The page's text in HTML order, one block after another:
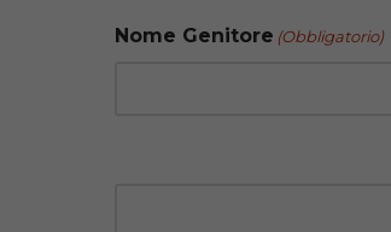
Nome Genitore (Obbligatorio)